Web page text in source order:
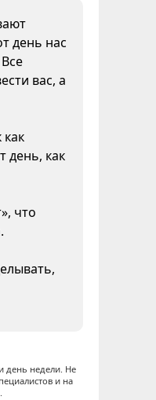
день нас
вас, а
день, как
что
день недели. Не
и на
.